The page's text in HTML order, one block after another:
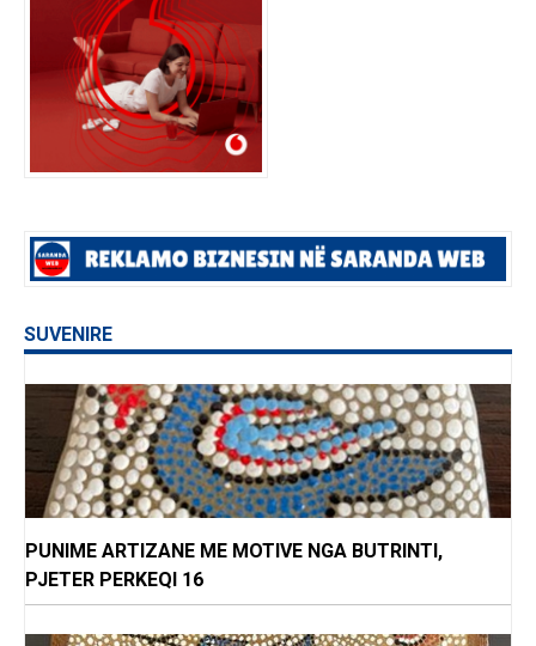
SUVENIRE
PUNIME ARTIZANE ME MOTIVE NGA BUTRINTI,
PJETER PERKEQI 16